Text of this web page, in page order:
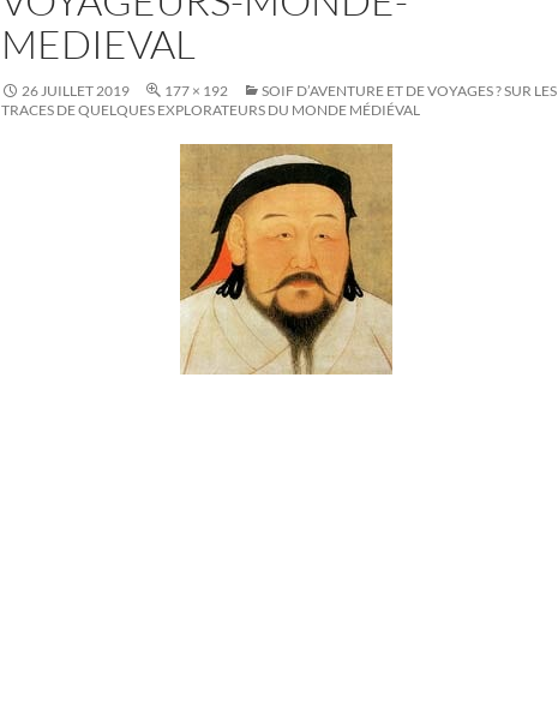
MEDIEVAL
26 JUILLET 2019 177 × 192
SOIF D’AVENTURE ET DE VOYAGES ? SUR LES
TRACES DE QUELQUES EXPLORATEURS DU MONDE MÉDIÉVAL